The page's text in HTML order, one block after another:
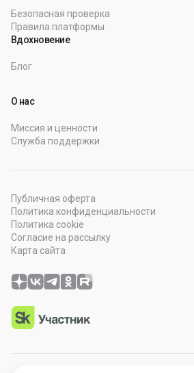
Безопасная проверка
Правила платформы
Вдохновение
Блог
О нас
Миссия и ценности
Служба поддержки
Публичная оферта
Политика конфиденциальности
Политика cookie
Согласие на рассылку
Карта сайта